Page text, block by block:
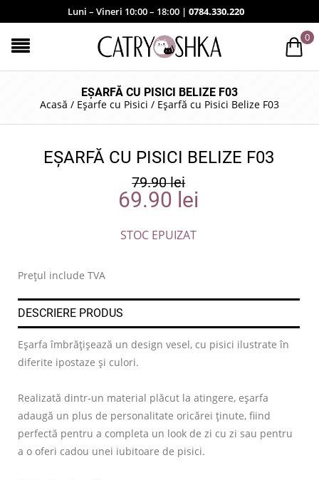
Luni – Vineri 10:00 – 18:00 | 0784.330.220
0
EȘARFĂ CU PISICI BELIZE F03
Acasă / Eșarfe cu Pisici / Eșarfă cu Pisici Belize F03
EȘARFĂ CU PISICI BELIZE F03
79.90lei
69.90 lei
STOC EPUIZAT
Prețul include TVA
DESCRIERE PRODUS
Eșarfa îmbrățișează un design vesel, cu pisici ilustrate în
diferite ipostaze și culori.
Realizată dintr-un material plăcut la atingere, eșarfa
adaugă un plus de personalitate oricărei ținute, fiind
perfectă pentru a completa un look de zi cu zi sau pentru
a o oferi cadou unei iubitoare de pisici.